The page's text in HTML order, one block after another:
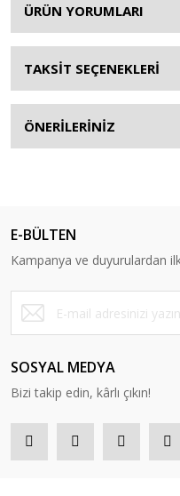
ÜRÜN YORUMLARI
TAKSİT SEÇENEKLERİ
ÖNERİLERİNİZ
E-BÜLTEN
Kampanya ve duyurulardan
SOSYAL MEDYA
Bizi takip edin, kârlı çıkın!